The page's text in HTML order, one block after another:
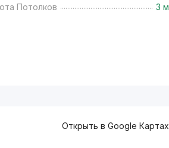
Потолков 3 м
Открыть в Google Картах